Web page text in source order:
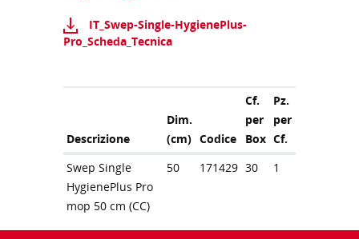
IT_Swep-Single-HygienePlus-
Pro_Scheda_Tecnica
Descrizione
Dim.
(cm) Codice
Cf.
per
Box
Pz.
per
Cf.
Swep Single
HygienePlus Pro
mop 50 cm (CC)
50 171429 30 1